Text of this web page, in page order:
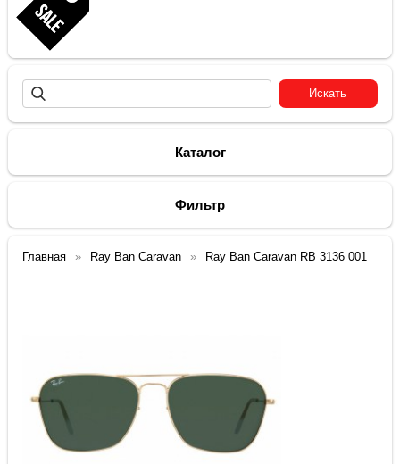
Каталог
Фильтр
Главная Ray Ban Caravan Ray Ban Caravan RB 3136 001